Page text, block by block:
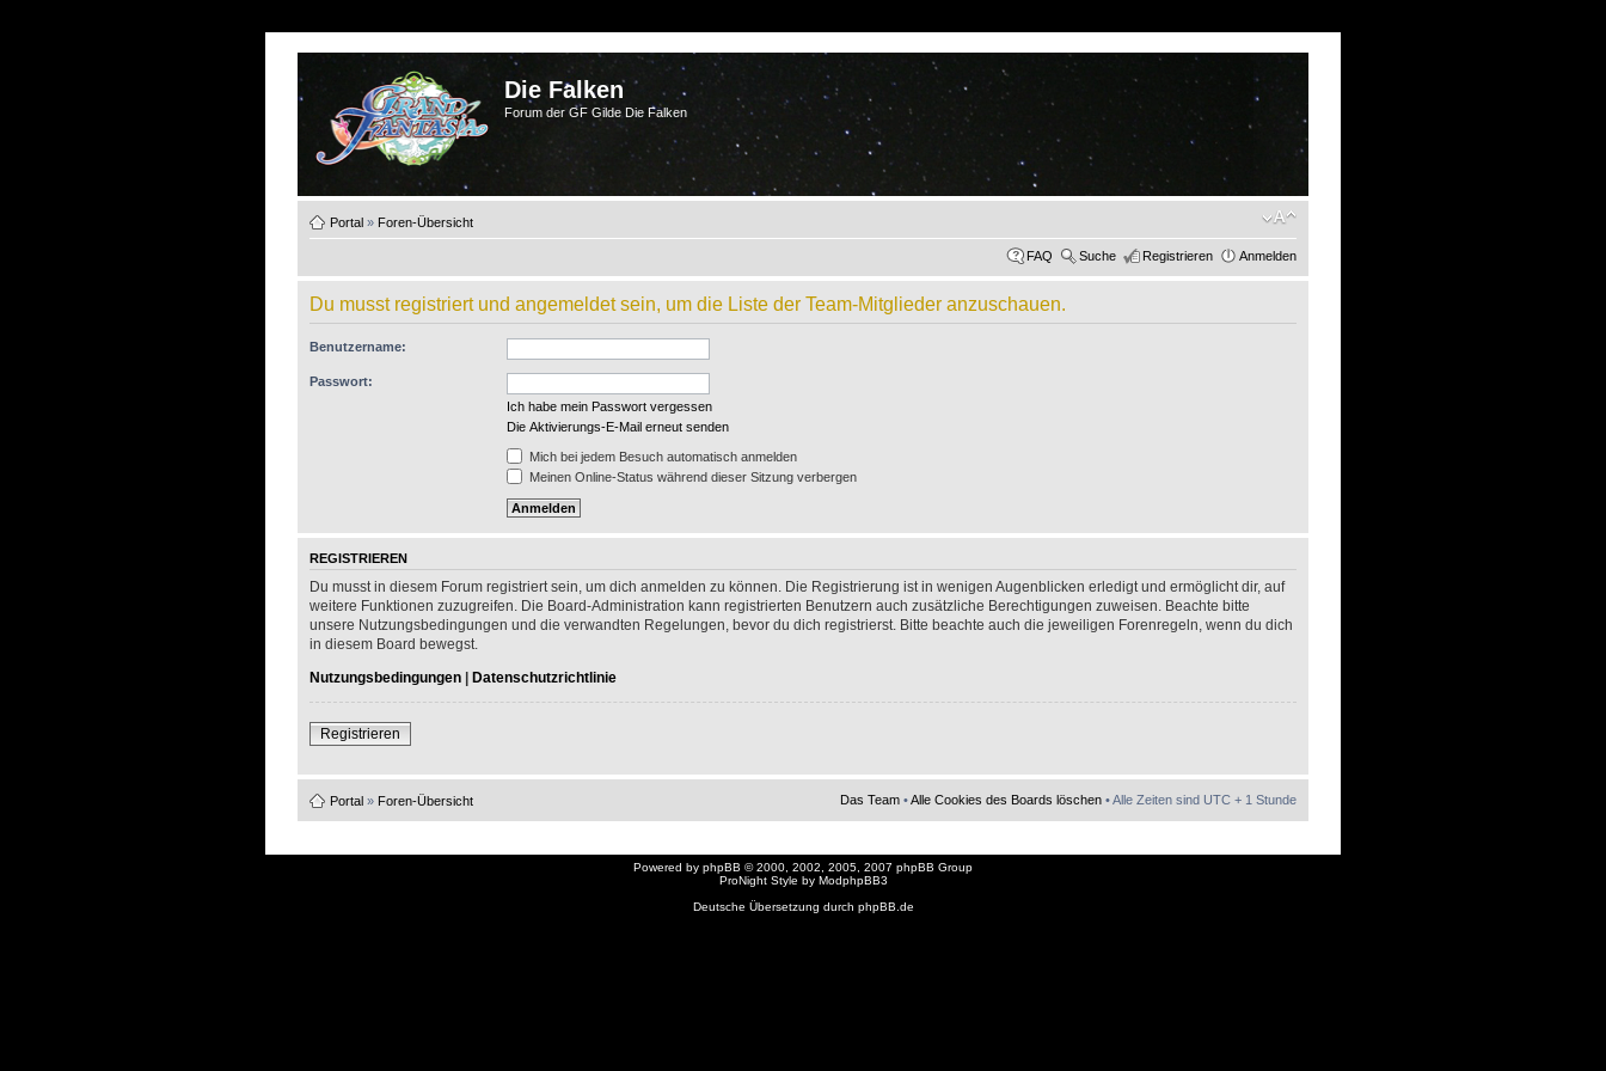
Die Falken
Forum der GF Gilde Die Falken
Portal » Foren-Übersicht
FAQ Suche Registrieren Anmelden
Du musst registriert und angemeldet sein, um die Liste der Team-Mitglieder anzuschauen.
Benutzername:
Passwort:
Ich habe mein Passwort vergessen
Die Aktivierungs-E-Mail erneut senden
Mich bei jedem Besuch automatisch anmelden
Meinen Online-Status während dieser Sitzung verbergen
REGISTRIEREN
Du musst in diesem Forum registriert sein, um dich anmelden zu können. Die Registrierung ist in wenigen Augenblicken erledigt und ermöglicht dir, auf
weitere Funktionen zuzugreifen. Die Board-Administration kann registrierten Benutzern auch zusätzliche Berechtigungen zuweisen. Beachte bitte
unsere Nutzungsbedingungen und die verwandten Regelungen, bevor du dich registrierst. Bitte beachte auch die jeweiligen Forenregeln, wenn du dich
in diesem Board bewegst.
Nutzungsbedingungen | Datenschutzrichtlinie
Registrieren
Portal » Foren-Übersicht Das Team •Alle Cookies des Boards löschen • Alle Zeiten sind UTC + 1 Stunde
Powered by phpBB © 2000, 2002, 2005, 2007 phpBB Group
ProNight Style by ModphpBB3
Deutsche Übersetzung durch phpBB.de